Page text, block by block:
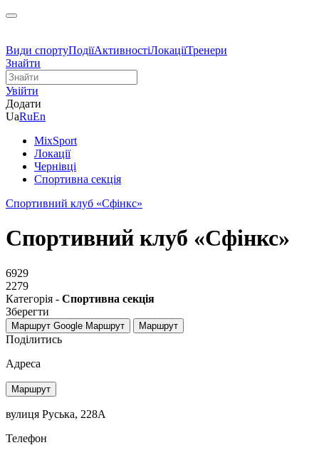
Види спортуПодіїАктивностіЛокаціїТренери
Знайти
Увійти
Додати
UaRuEn
MixSport
Локації
Чернівці
Спортивна секція
Спортивний клуб «Сфінкс»
Спортивний клуб «Сфінкс»
6929
2279
Категорія - Спортивна секція
Зберегти
Маршрут Google Маршрут Маршрут
Поділитись
Адреса
Маршрут
вулиця Руська, 228А
Телефон